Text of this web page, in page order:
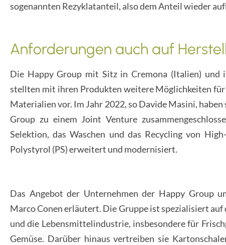
sogenannten Rezyklatanteil, also dem Anteil wieder
Anforderungen auch auf
Die Happy Group mit Sitz in Cremona (Italien) und
stellten mit ihren Produkten weitere Möglichkeiten
Materialien vor. Im Jahr 2022, so Davide Masini,
Group zu einem Joint Venture
Selektion, das Waschen und das Recycling von
Polystyrol (PS) erweitert und modernisiert.
Das Angebot der Unternehmen der Happy Group
Marco Conen erläutert. Die Gruppe ist spezialisiert
und die Lebensmittelindustrie, insbesondere für
Gemüse. Darüber hinaus vertreiben sie